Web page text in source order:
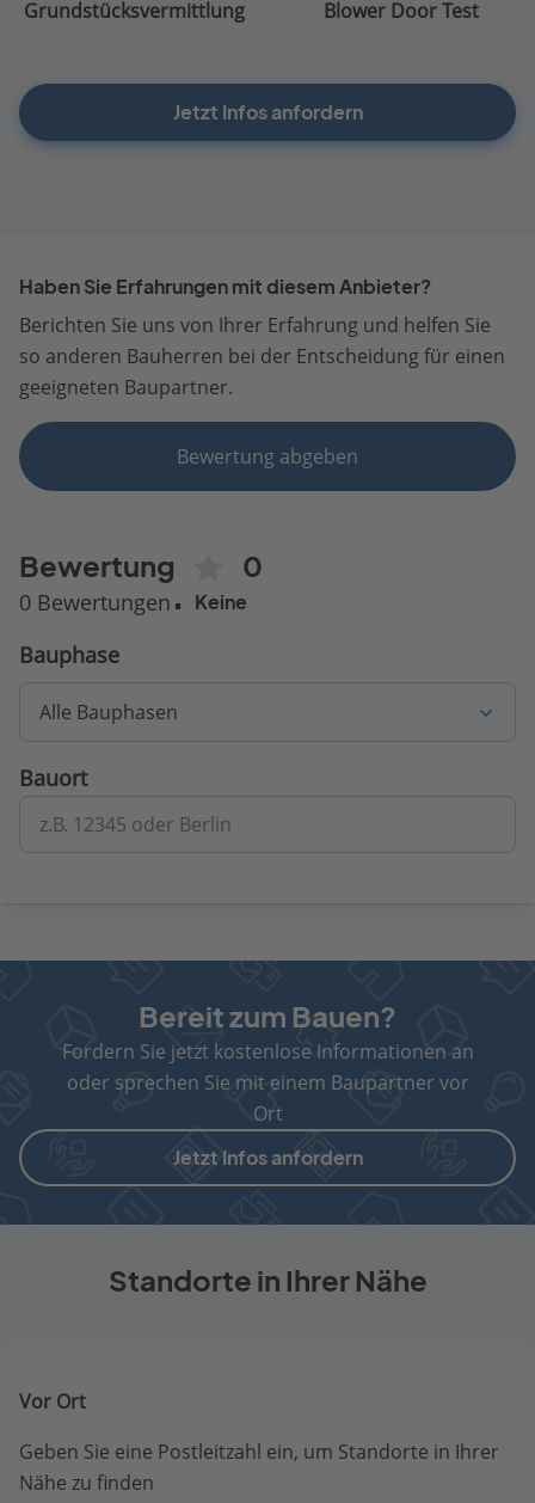
Grundstücksvermittlung Blower Door Test
Jetzt Infos anfordern
Haben Sie Erfahrungen mit diesem Anbieter?
Berichten Sie uns von Ihrer Erfahrung und helfen Sie
so anderen Bauherren bei der Entscheidung für einen
geeigneten Baupartner.
Bewertung abgeben
Bewertung 0
0 Bewertungen Keine
Bauphase
Alle Bauphasen
Bauort
z.B. 12345 oder Berlin
Bereit zum Bauen?
Fordern Sie jetzt kostenlose Informationen an
oder sprechen Sie mit einem Baupartner vor
Ort
Jetzt Infos anfordern
Standorte in Ihrer Nähe
Vor Ort
Geben Sie eine Postleitzahl ein, um Standorte in Ihrer
Nähe zu finden